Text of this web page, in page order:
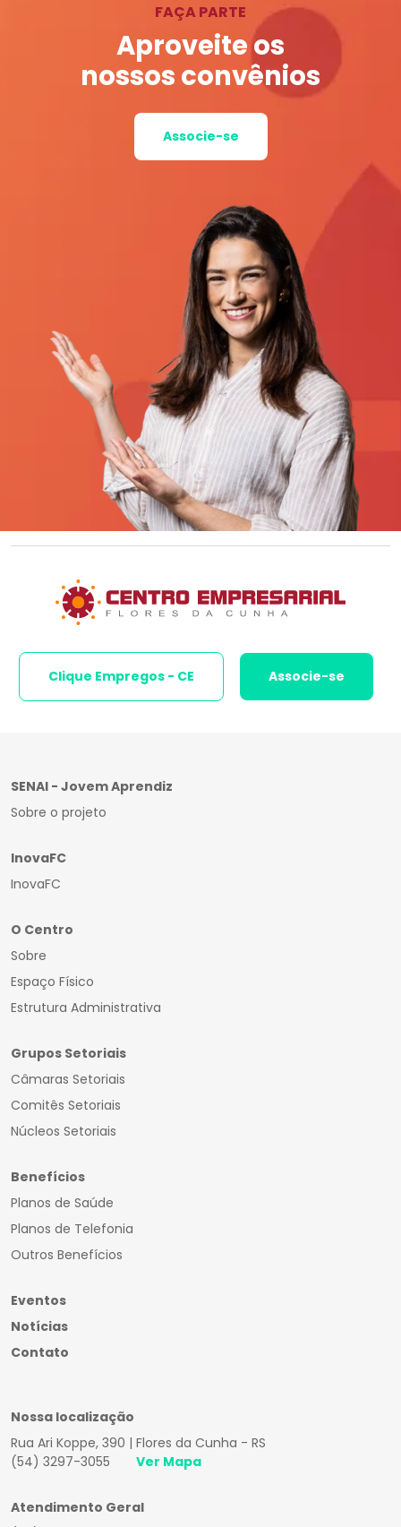
FAÇA PARTE
Aproveite os
nossos convênios
Associe-se
Clique Empregos - CE Associe-se
SENAI - Jovem Aprendiz
Sobre o projeto
InovaFC
InovaFC
O Centro
Sobre
Espaço Físico
Estrutura Administrativa
Grupos Setoriais
Câmaras Setoriais
Comitês Setoriais
Núcleos Setoriais
Benefícios
Planos de Saúde
Planos de Telefonia
Outros Benefícios
Eventos
Notícias
Contato
Nossa localização
Rua Ari Koppe, 390 | Flores da Cunha - RS
(54) 3297-3055
Ver Mapa
Atendimento Geral